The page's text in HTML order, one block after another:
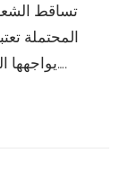
تساقط الشعر
المحتملة
يواجهها الكثير من النساء خلال فترة الدورة الشهرية….